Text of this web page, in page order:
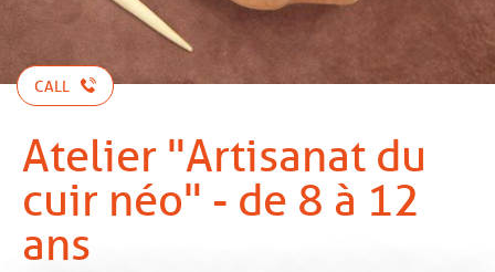
CALL
Atelier "Artisanat du
cuir néo" - de 8 à 12
ans